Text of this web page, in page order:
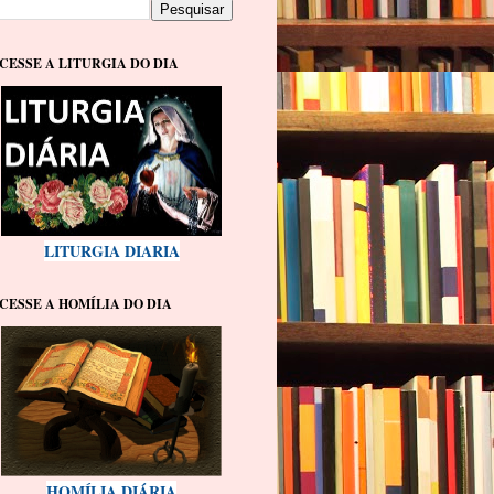
A LITURGIA DO DIA
LITURGIA DIARIA
A HOMÍLIA DO DIA